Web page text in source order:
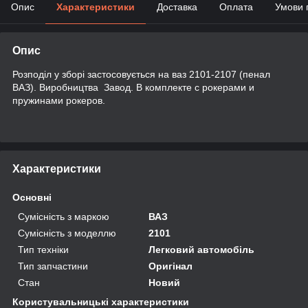
Опис Характеристики Доставка Оплата Умови
Опис
Розподіл у зборі застосовується на ваз 2101-2107 (пенал
ВАЗ). Виробництва Завод. В комплекте с рокерами и
пружинами рокеров.
Характеристики
Основні
Сумісність з маркою
ВАЗ
Сумісність з моделлю
2101
Тип техніки
Легковий автомобіль
Тип запчастини
Оригінал
Стан
Новий
Користувальницькі характеристики